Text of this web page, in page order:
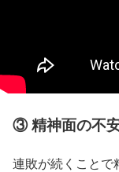
③ 精神面の不
連敗が続くことで